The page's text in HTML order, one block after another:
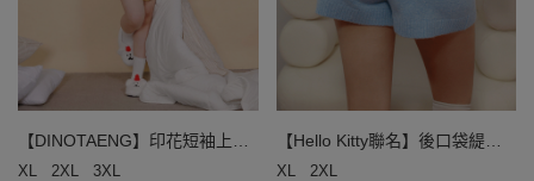
【DINOTAENG】印花短袖上衣
短褲家居服套裝
XL 2XL 3XL
【Hello Kitty聯名】後口袋緹花
圖案針織短褲
XL 2XL